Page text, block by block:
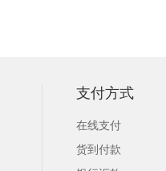
支付方式
在线支付
货到付款